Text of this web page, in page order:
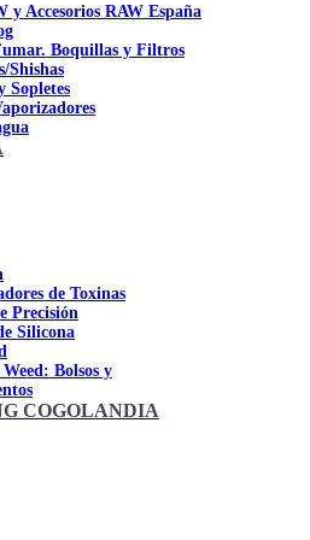
y Accesorios RAW España
Boquillas y Filtros
Shishas
Sopletes
liar
Fumadores
de Toxinas
Precisión
Silicona
Weed: Bolsos y
COGOLANDIA